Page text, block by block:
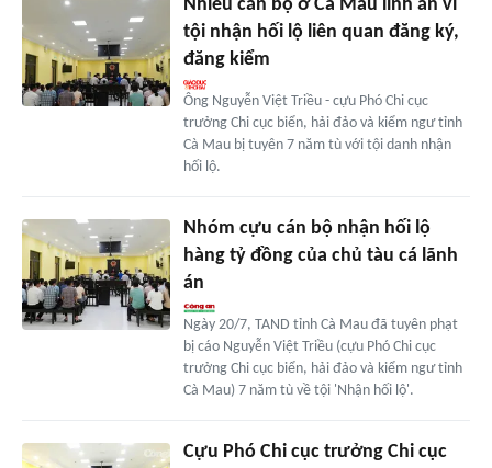
Nhiều cán bộ ở Cà Mau lĩnh án vì
tội nhận hối lộ liên quan đăng ký,
đăng kiểm
Ông Nguyễn Việt Triều - cựu Phó Chi cục
trưởng Chi cục biển, hải đảo và kiểm ngư tỉnh
Cà Mau bị tuyên 7 năm tù với tội danh nhận
hối lộ.
Nhóm cựu cán bộ nhận hối lộ
hàng tỷ đồng của chủ tàu cá lãnh
án
Ngày 20/7, TAND tỉnh Cà Mau đã tuyên phạt
bị cáo Nguyễn Việt Triều (cựu Phó Chi cục
trưởng Chi cục biển, hải đảo và kiểm ngư tỉnh
Cà Mau) 7 năm tù về tội 'Nhận hối lộ'.
Cựu Phó Chi cục trưởng Chi cục